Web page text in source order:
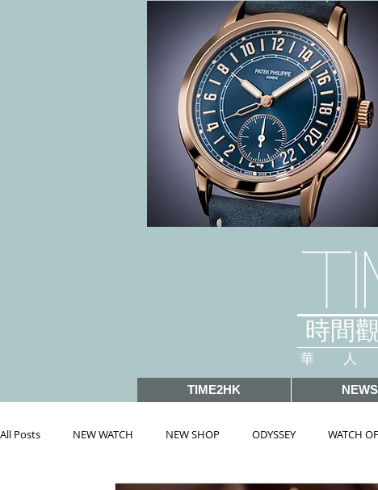
時間
華 人
TIME2HK NEWS
All Posts NEW WATCH NEW SHOP ODYSSEY WATCH